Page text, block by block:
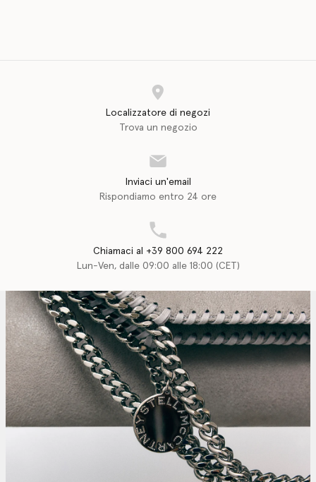
Localizzatore di negozi
Trova un negozio
Inviaci un'email
Rispondiamo entro 24 ore
Chiamaci al +39 800 694 222
Lun-Ven, dalle 09:00 alle 18:00 (CET)